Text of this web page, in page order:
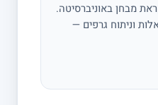
מבחן באוניברסיטה.
וניתוח גרפים —